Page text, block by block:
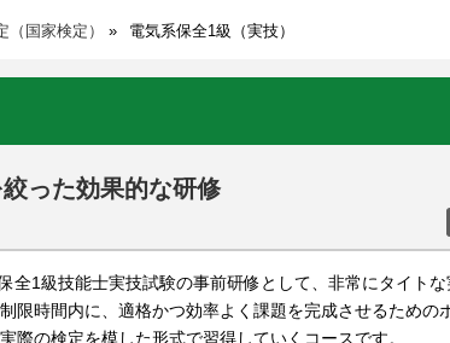
（国家検定） 電気系保全1級（実技）
った効果的な研修
全1級技能士実技試験の事前研修として、非常にタイトな
限時間内に、適格かつ効率よく課題を完成させるための
際の検定を模した形式で習得していくコースです。